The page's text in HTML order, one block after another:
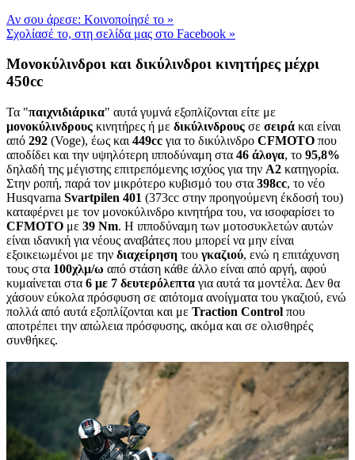
Αν σου άρεσε: Κοινοποίησέ το »
Σχολίασέ το, στη σελίδα μας στο Facebook »
Μονοκύλινδροι και δικύλινδροι κινητήρες μέχρι
450cc
Τα "παιχνιδιάρικα" αυτά γυμνά εξοπλίζονται είτε με
μονοκύλινδρους κινητήρες ή με δικύλινδρους σε σειρά και είναι
από 292 (Voge), έως και 449cc για το δικύλινδρο CFMOTO που
αποδίδει και την υψηλότερη ιπποδύναμη στα 46 άλογα, το 95,8%
δηλαδή της μέγιστης επιτρεπόμενης ισχύος για την Α2 κατηγορία.
Στην ροπή, παρά τον μικρότερο κυβισμό του στα 398cc, το νέο
Husqvarna Svartpilen 401 (373cc στην προηγούμενη έκδοσή του)
καταφέρνει με τον μονοκύλινδρο κινητήρα του, να ισοφαρίσει το
CFMOTO με 39 Nm. Η ιπποδύναμη των μοτοσυκλετών αυτών
είναι ιδανική για νέους αναβάτες που μπορεί να μην είναι
εξοικειωμένοι με την διαχείρηση του γκαζιού, ενώ η επιτάχυνση
τους στα 100χλμ/ω από στάση κάθε άλλο είναι από αργή, αφού
κυμαίνεται στα 6 με 7 δευτερόλεπτα για αυτά τα μοντέλα. Δεν θα
χάσουν εύκολα πρόσφυση σε απότομα ανοίγματα του γκαζιού, ενώ
πολλά από αυτά εξοπλίζονται και με Traction Control που
αποτρέπει την απώλεια πρόσφυσης, ακόμα και σε ολισθηρές
συνθήκες.